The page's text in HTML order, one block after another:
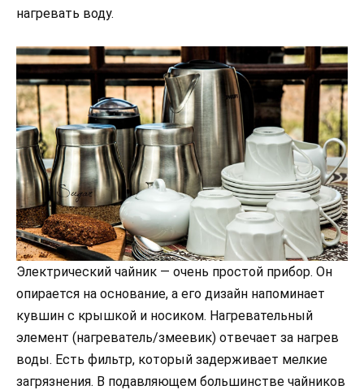
нагревать воду.
Электрический чайник — очень простой прибор. Он
опирается на основание, а его дизайн напоминает
кувшин с крышкой и носиком. Нагревательный
элемент (нагреватель/змеевик) отвечает за нагрев
воды. Есть фильтр, который задерживает мелкие
загрязнения. В подавляющем большинстве чайников